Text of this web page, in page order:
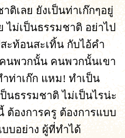
ติเลย ยังเป็นท่าเก๊กๆอยู่
ไม่เป็นธรรมชาติ อย่าไป
ะท้อนสะเทิ้น กับไอ้คำ
นพวกนั้น คนพวกนั้นเขา
ท่าเก๊ก แหม! ทำเป็น
นธรรมชาติ ไม่เป็นไรน่ะ
ต้องการครู ต้องการแบบ
บอย่าง ผู้ที่ทำได้